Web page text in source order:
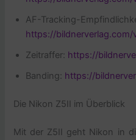
AF-Tracking-
https://bildnerverlag.com/
Zeitraffer: https://
Banding: https://
Die Nikon Z5II im Überblick
Mit der Z5II geht Nikon in